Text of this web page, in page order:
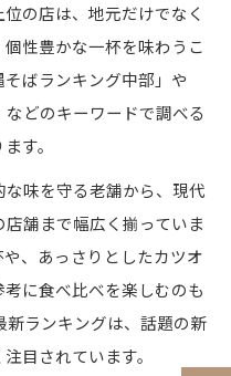
の店は、地元だけでなく
性豊かな一杯を味わうこ
ばランキング中部」や
などのキーワードで調べる
す。
味を守る老舗から、現代
舗まで幅広く揃っていま
、あっさりとしたカツオ
に食べ比べを楽しむのも
新ランキングは、話題の新
目されています。